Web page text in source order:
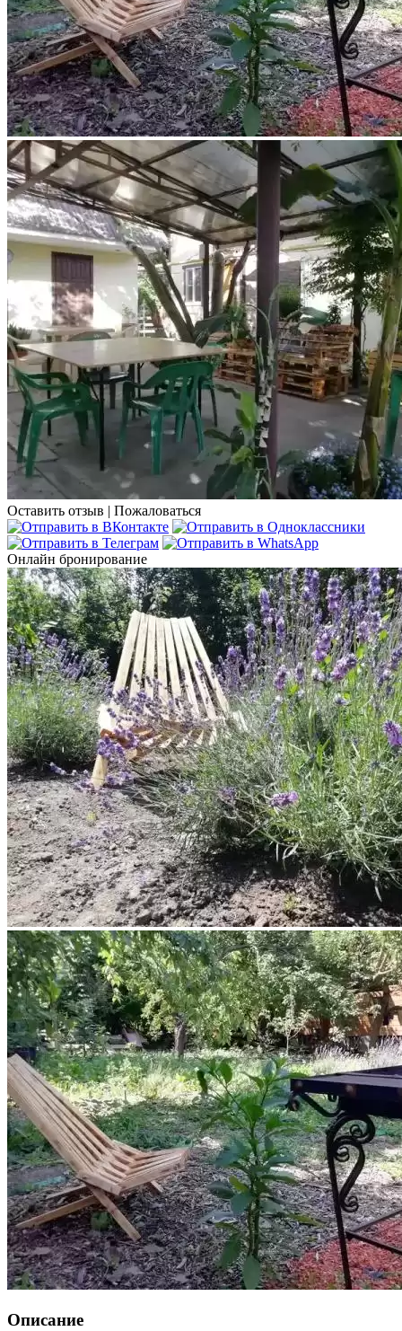
Оставить отзыв | Пожаловаться
Онлайн бронирование
Описание